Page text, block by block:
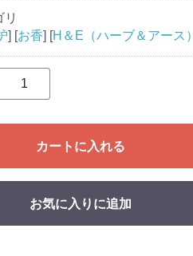
リ
] [お香] [H＆E（ハーブ＆アース）
カートに入れる
お気に入りに追加